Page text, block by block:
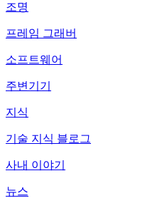
조명
프레임 그래버
소프트웨어
주변기기
지식
기술 지식 블로그
사내 이야기
뉴스